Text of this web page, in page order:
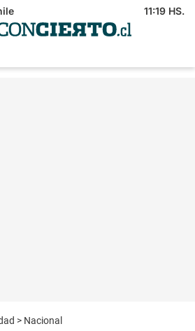
11:19 HS.
> Nacional